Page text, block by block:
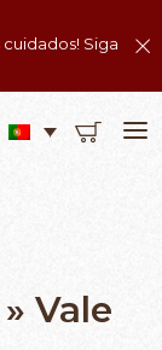
Siga
Vale